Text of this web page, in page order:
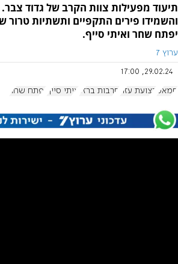
תיעוד מפעילות צוות הקרב של גדוד
והשמידו פירים התקפיים ותשתיות
יפתח שחר ואיתי סייף.
ערוץ 7
29.02.24, 17:00
חמאס רצועת עזה חרבות ברזל איתי סייף יפתח שחר